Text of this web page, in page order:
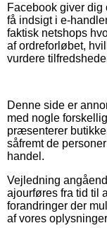
Facebook giver dig
få indsigt i e-
faktisk netshops
af ordreforløbet,
vurdere
Denne side er
med nogle
præsenterer
såfremt de
handel.
Vejledning
ajourføres fra tid til
forandringer der
af vores